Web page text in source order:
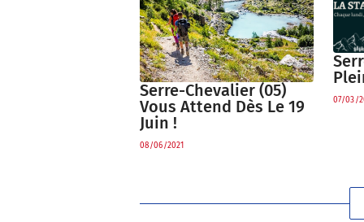
Serre-Chevalier (05)
Vous Attend Dès Le 19
Juin !
08/06/2021
07/03/